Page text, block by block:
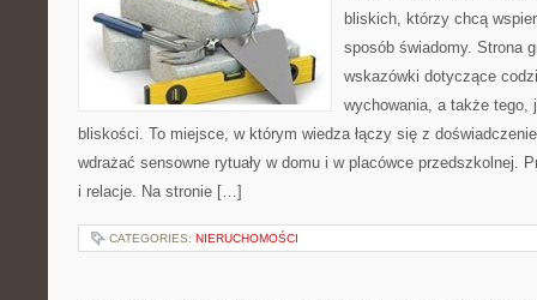
bliskich, którzy chcą
sposób świadomy. Strona
wskazówki dotyczące
wychowania, a także tego,
bliskości. To miejsce, w którym wiedza łączy się z
wdrażać sensowne rytuały w domu i w placówce przedszkolnej.
i relacje. Na stronie […]
CATEGORIES: NIERUCHOMOŚCI